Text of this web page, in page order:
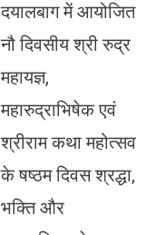
दयालबाग में आयोजित
नौ दिवसीय श्री रुद्र
महायज्ञ,
महारुद्राभिषेक एवं
श्रीराम कथा महोत्सव
के षष्ठम दिवस श्रद्धा,
भक्ति और